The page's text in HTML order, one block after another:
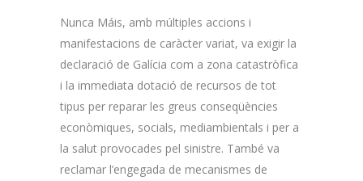
Nunca Máis, amb múltiples accions i
manifestacions de caràcter variat, va exigir la
declaració de Galícia com a zona catastròfica
i la immediata dotació de recursos de tot
tipus per reparar les greus conseqüències
econòmiques, socials, mediambientals i per a
la salut provocades pel sinistre. També va
reclamar l’engegada de mecanismes de